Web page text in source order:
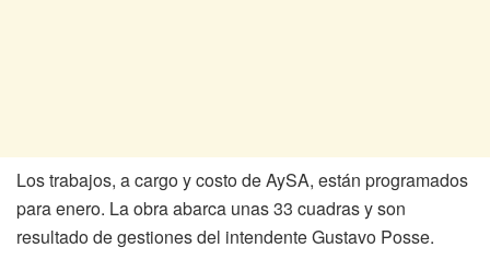
Los trabajos, a cargo y costo de AySA, están programados
para enero. La obra abarca unas 33 cuadras y son
resultado de gestiones del intendente Gustavo Posse.